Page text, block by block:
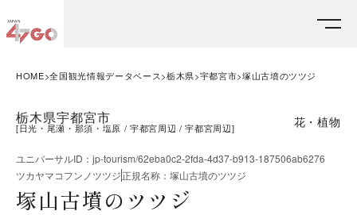
HOME 全国観光情報データベース 栃木県 宇都宮市 塚山古墳のツツジ
栃木県宇都宮市
[日光・尾瀬・那須・塩原 宇都宮周辺 宇都宮周辺] 花・植物
ユニバーサルID ： jp-tourism/62eba0c2-2fda-4d37-b913-187506ab6276
ツカヤマコフンノツツジ正規名称 ： 塚山古墳のツツジ
塚山古墳のツツジ